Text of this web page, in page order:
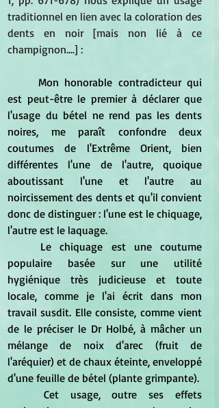
traditionnel en lien avec la coloration des
dents en noir [mais non lié à ce
champignon....] :
est peut-être le premier à déclarer que
l'usage du bétel ne rend pas les dents
noires, me paraît confondre deux
coutumes de l'Extrême Orient, bien
différentes l'une de l'autre, quoique
aboutissant l'une et l'autre au
noircissement des dents et qu'il convient
donc de distinguer : l'une est le chiquage,
l'autre est le laquage.
populaire basée sur une utilité
hygiénique très judicieuse et toute
locale, comme je l'ai écrit dans mon
travail susdit. Elle consiste, comme vient
de le préciser le Dr Holbé, à mâcher un
mélange de noix d'arec (fruit de
l'aréquier) et de chaux éteinte, enveloppé
d'une feuille de bétel (plante grimpante).